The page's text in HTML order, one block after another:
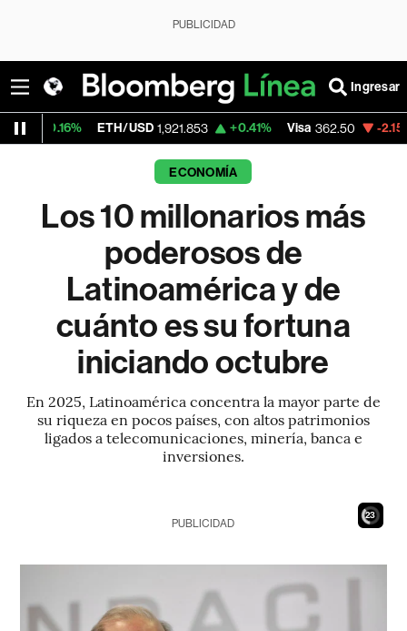
PUBLICIDAD
Ingresar
ETH/USD 1,921.853 +0.41% Visa 362.50 -2.15%
ECONOMÍA
Los 10 millonarios más
poderosos de
Latinoamérica y de
cuánto es su fortuna
iniciando octubre
En 2025, Latinoamérica concentra la mayor parte de
su riqueza en pocos países, con altos patrimonios
ligados a telecomunicaciones, minería, banca e
inversiones.
21
PUBLICIDAD